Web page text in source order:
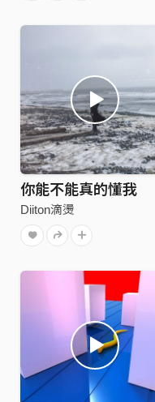
你能不能真的懂我
Diiton滴燙